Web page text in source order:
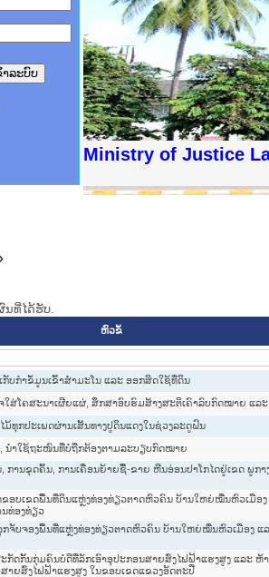
Ministry of Justice
ນທີ່ໄດ້ຮັບ.
ຫົວຂໍ້
ກັບກຳຂໍ້ມູນເຂົ້າສຳມະໂນ ແລະ ອອກສິດໃຊ້ທີ່ດິນ
ໃສ່ໂຄສະນາເຜີຍແຜ່, ສຶກສາອົບຮົມສ້າງສະຕິເຄົາລົບກົດໝາຍ ແລະ
ມ້ທຸກປະເພດຜ່ານເສັ້ນທາງປູດິນແດງໃນຊ່ວງລະດູຝົນ
ນຳໃຊ້ຖະໜົນທີ່ບໍ່ຖືກຕ້ອງຕາມລະບຽບກົດໝາຍ
ການຂຸດຄົ້ນ, ການເຄື່ອນຍ້າຍຊື້-ຂາຍ ຫີນອ່ອນປາໂກໄດຢູ່ເຂດ ພູກາງ
ອບເຂດພື້ນທີ່ດິນແຫຼ່ງທ່ອງທ່ຽວຕາດຫົວຄົນ ບ້ານໃຫຍ່ໝື່ນຫົວເມືອງ
ທ່ອງທ່ຽວ
ຈັບຈອງພື້ນທີ່ແຫຼ່ງທ່ອງທ່ຽວຕາດຫົວຄົນ ບ້ານໃຫຍ່ໝື່ນຫົວເມືອງ ແ
ກັດກັ້ນກຸ່ມຄົນບໍ່ດີທີ່ລັກເອົາອຸປະກອນສາຍສົ່ງໄຟຟ້າແຮງສູງ ແລະ ຫ້
າຍສົ່ງໄຟຟ້າແຮງສູງ ໃນຂອບເຂດແຂວງອັດຕະປື